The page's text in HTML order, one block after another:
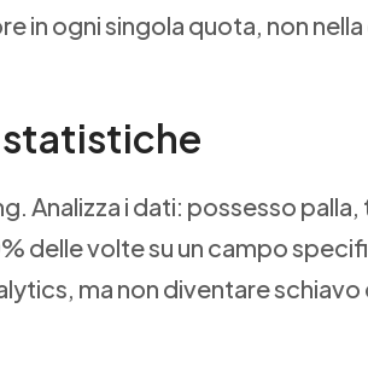
in ogni singola quota, non
statistiche
Analizza i dati: possesso
delle volte su un campo
ma non diventare schiavo